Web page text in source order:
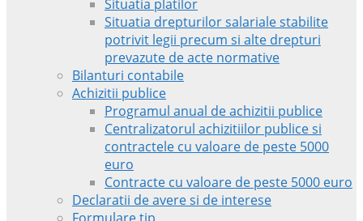
Situatia platilor
Situatia drepturilor salariale stabilite
potrivit legii precum si alte drepturi
prevazute de acte normative
Bilanturi contabile
Achizitii publice
Programul anual de achizitii publice
Centralizatorul achizitiilor publice si
contractele cu valoare de peste 5000
euro
Contracte cu valoare de peste 5000 euro
Declaratii de avere si de interese